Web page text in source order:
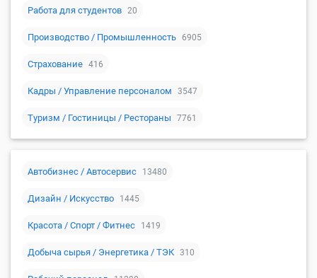
Работа для студентов 20
Производство / Промышленность 6905
Страхование 416
Кадры / Управление персоналом 3547
Туризм / Гостиницы / Рестораны 7761
Автобизнес / Автосервис 13480
Дизайн / Искусство 1445
Красота / Спорт / Фитнес 1419
Добыча сырья / Энергетика / ТЭК 310